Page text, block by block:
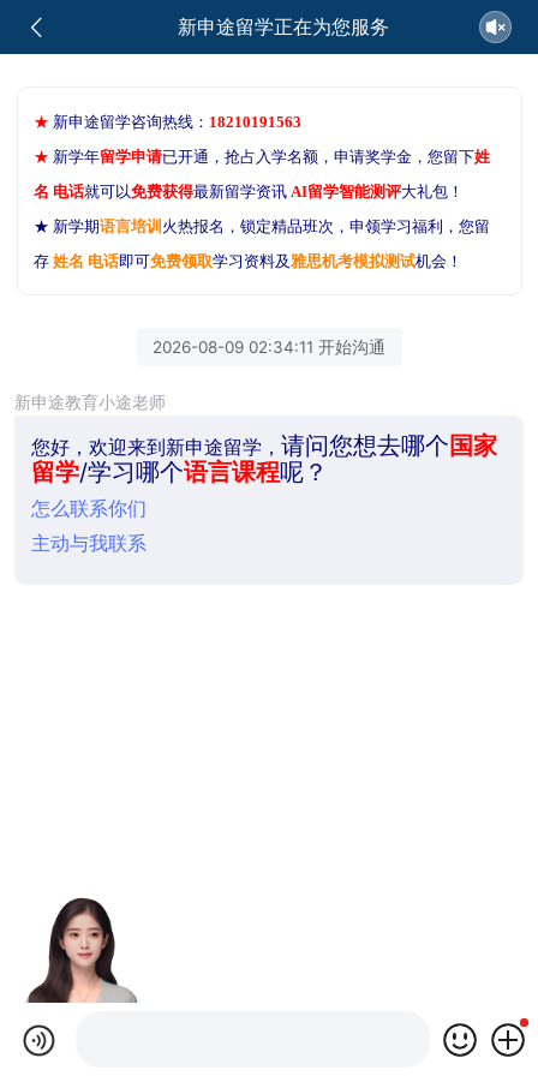
新申途留学正在为您服务
★ 新申途留学咨询热线： 18210191563
★ 新学年留学申请已开通，抢占入学名额，申请奖学金，您留下姓
名 电话就可以免费获得最新留学资讯 AI留学智能测评大礼包！
★ 新学期语言培训 火热报名，锁定精品班次，申领学习福利，您留
存姓名 电话即可免费领取学习资料及雅思机考模拟测试机会！
2026-08-09 02:34:11 开始沟通
新申途教育小途老师
您好，欢迎来到新申途留学， 请问您想去哪个国家
留学/学习哪个语言课程呢？
怎么联系你们
主动与我联系